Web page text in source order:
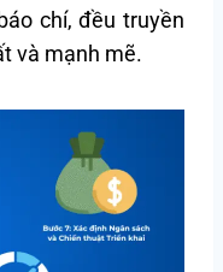
chí, đều truyền
và mạnh mẽ.